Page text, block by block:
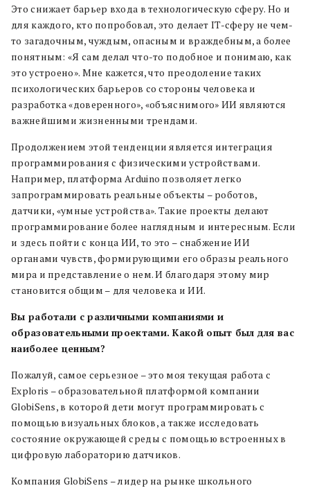
Это снижает барьер входа в технологическую сферу. Но и
для каждого, кто попробовал, это делает IT-сферу не чем-
то загадочным, чуждым, опасным и враждебным, а более
понятным: «Я сам делал что-то подобное и понимаю, как
это устроено». Мне кажется, что преодоление таких
психологических барьеров со стороны человека и
разработка «доверенного», «объяснимого» ИИ являются
важнейшими жизненными трендами.
Продолжением этой тенденции является интеграция
программирования с физическими устройствами.
Например, платформа Arduino позволяет легко
запрограммировать реальные объекты – роботов,
датчики, «умные устройства». Такие проекты делают
программирование более наглядным и интересным. Если
и здесь пойти с конца ИИ, то это – снабжение ИИ
органами чувств, формирующими его образы реального
мира и представление о нем. И благодаря этому мир
становится общим – для человека и ИИ.
Вы работали с различными компаниями и
образовательными проектами. Какой опыт был для вас
наиболее ценным?
Пожалуй, самое серьезное – это моя текущая работа с
Exploris – образовательной платформой компании
GlobiSens, в которой дети могут программировать с
помощью визуальных блоков, а также исследовать
состояние окружающей среды с помощью встроенных в
цифровую лабораторию датчиков.
Компания GlobiSens – лидер на рынке школьного